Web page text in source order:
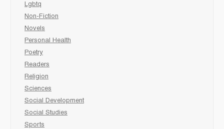
Lgbtq
Non-Fiction
Novels
Personal Health
Poetry
Readers
Religion
Sciences
Social Development
Social Studies
Sports